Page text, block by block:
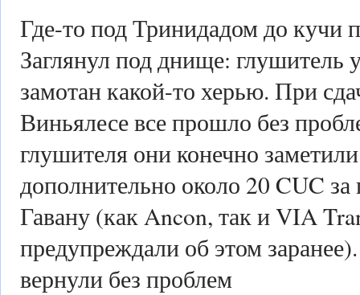
Где-то под Тринидадом до кучи
Заглянул под днище: глушитель
замотан какой-то херью. При
Виньялесе все прошло без
глушителя они конечно
дополнительно около 20 CUC
Гавану (как Ancon, так и VIA
предупреждали об этом
вернули без проблем